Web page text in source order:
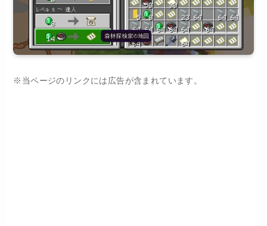
※当ページのリンクには広告が含まれています。